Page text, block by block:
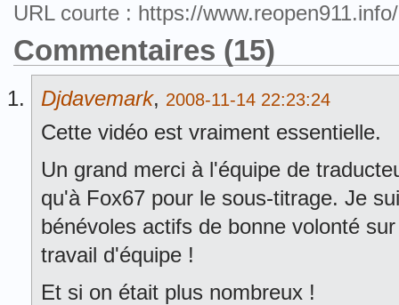
URL courte : https://
Commentaires (15)
Djdavemark, 2008-11-14 22:23:24
Cette vidéo est vraiment essentielle.
Un grand merci à l'équipe de
qu'à Fox67 pour le sous-titrage. Je
bénévoles actifs de bonne volonté
travail d'équipe !
Et si on était plus nombreux !